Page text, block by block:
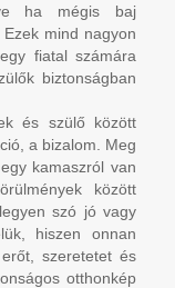
ha mégis baj
mind nagyon
fiatal számára
biztonságban
és szülő között
a bizalom. Meg
kamaszról van
között
szó jó vagy
hiszen onnan
szeretetet és
otthonkép